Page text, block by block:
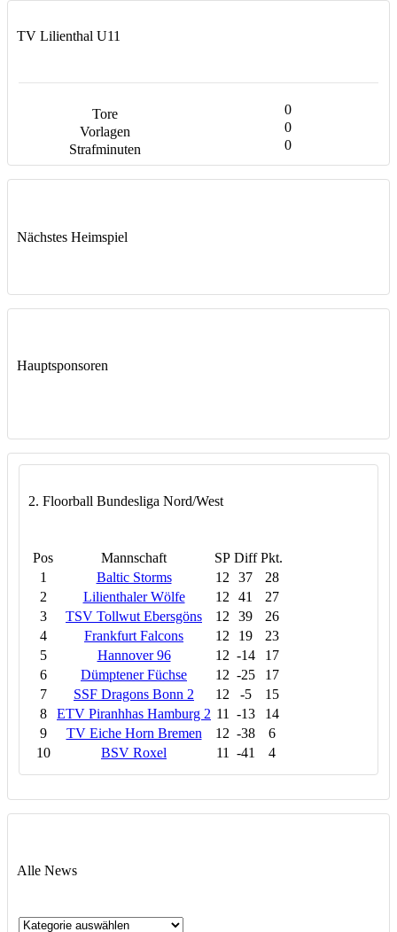
TV Lilienthal U11
0
0
0
Nächstes Heimspiel
Hauptsponsoren
2. Floorball Bundesliga Nord/West
Pos Mannschaft SP Diff Pkt.
1
Baltic Storms 12 37
28
2
Lilienthaler Wölfe 12 41
27
3
TSV Tollwut Ebersgöns 12 39
26
4
Frankfurt Falcons 12 19
23
5
Hannover 96 12 -14
17
6
Dümptener Füchse 12 -25
17
7
SSF Dragons Bonn 2 12 -5
15
8
ETV Piranhhas Hamburg 2 11 -13
14
9
TV Eiche Horn Bremen 12 -38
6
10
BSV Roxel 11 -41 4
Alle News
Alle